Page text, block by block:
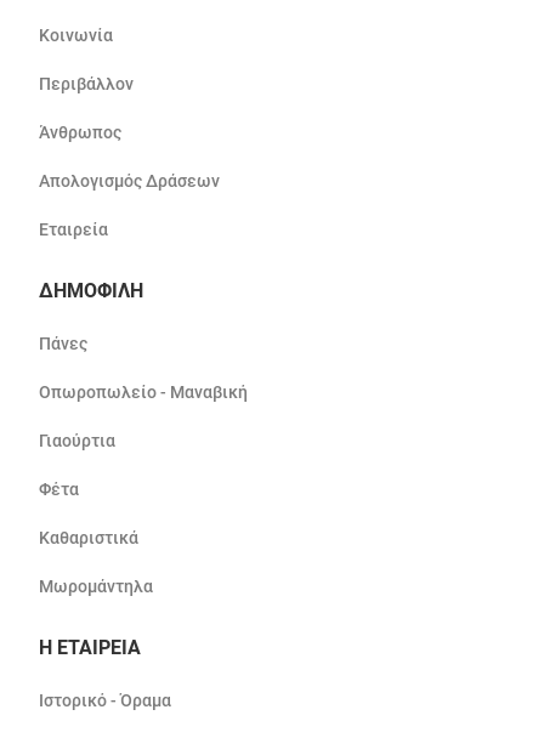
Κοινωνία
Περιβάλλον
Άνθρωπος
Απολογισμός Δράσεων
Εταιρεία
ΔΗΜΟΦΙΛΗ
Πάνες
Οπωροπωλείο - Μαναβική
Γιαούρτια
Φέτα
Καθαριστικά
Μωρομάντηλα
Η ΕΤΑΙΡΕΙΑ
Ιστορικό - Όραμα